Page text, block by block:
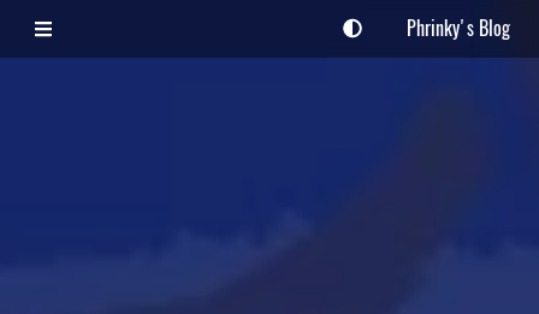
Phrinky's Blog